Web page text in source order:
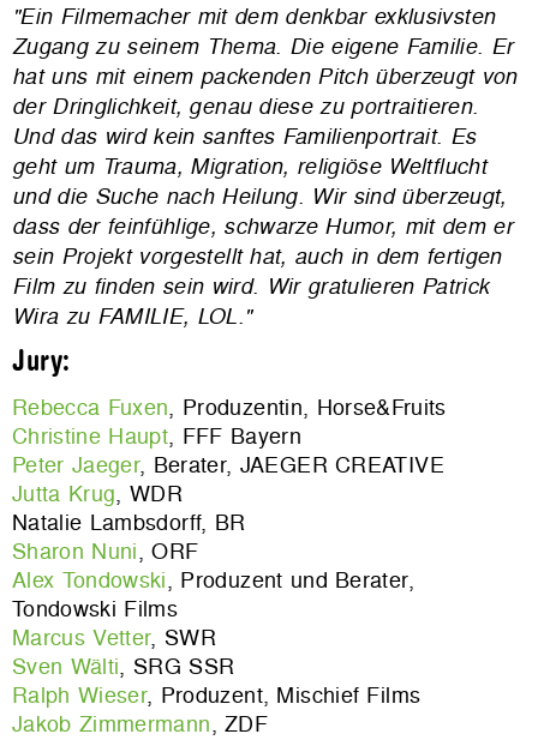
"Ein Filmemacher mit dem denkbar exklusivsten
Zugang zu seinem Thema. Die eigene Familie. Er
hat uns mit einem packenden Pitch überzeugt von
der Dringlichkeit, genau diese zu portraitieren.
Und das wird kein sanftes Familienportrait. Es
geht um Trauma, Migration, religiöse Weltflucht
und die Suche nach Heilung. Wir sind überzeugt,
dass der feinfühlige, schwarze Humor, mit dem er
sein Projekt vorgestellt hat, auch in dem fertigen
Film zu finden sein wird. Wir gratulieren Patrick
Wira zu FAMILIE, LOL."
Jury:
Rebecca Fuxen, Produzentin, Horse&Fruits
Christine Haupt, FFF Bayern
Peter Jaeger, Berater, JAEGER CREATIVE
Jutta Krug, WDR
Natalie Lambsdorff, BR
Sharon Nuni, ORF
Alex Tondowski, Produzent und Berater,
Tondowski Films
Marcus Vetter, SWR
Sven Wälti, SRG SSR
Ralph Wieser, Produzent, Mischief Films
Jakob Zimmermann, ZDF